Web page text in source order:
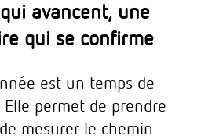
avancent, une
qui se confirme
est un temps de
permet de prendre
mesurer le chemin